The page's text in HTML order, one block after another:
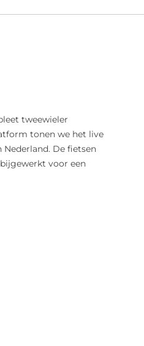
tweewieler
tonen we het live
De fietsen
voor een